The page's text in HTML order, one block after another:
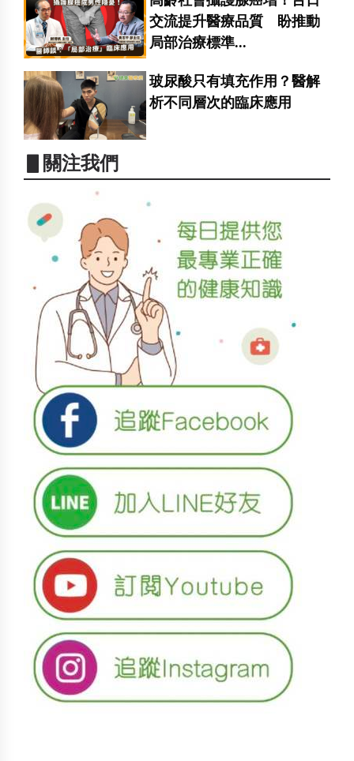
交流提升醫療品質 盼推動
局部治療標準...
玻尿酸只有填充作用？醫解
析不同層次的臨床應用
▋關注我們